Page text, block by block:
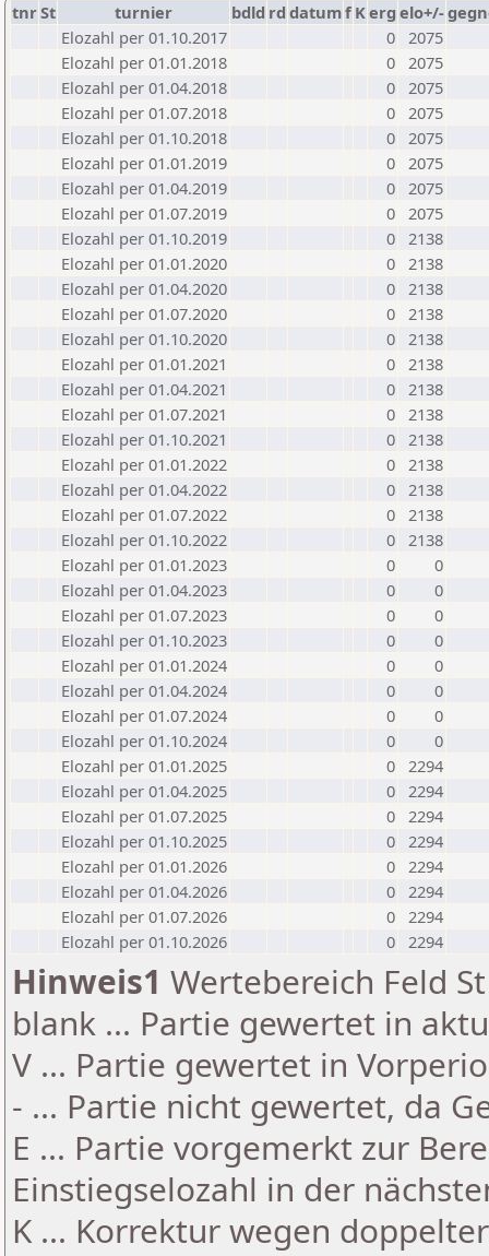
tnrSt turnier bdld rd datumf Kerg elo+/-
Elozahl per 01.10.2017
0 2075
Elozahl per 01.01.2018
0 2075
Elozahl per 01.04.2018
0 2075
Elozahl per 01.07.2018
0 2075
Elozahl per 01.10.2018
0 2075
Elozahl per 01.01.2019
0 2075
Elozahl per 01.04.2019
0 2075
Elozahl per 01.07.2019
0 2075
Elozahl per 01.10.2019
0 2138
Elozahl per 01.01.2020
0 2138
Elozahl per 01.04.2020
0 2138
Elozahl per 01.07.2020
0 2138
Elozahl per 01.10.2020
0 2138
Elozahl per 01.01.2021
0 2138
Elozahl per 01.04.2021
0 2138
Elozahl per 01.07.2021
0 2138
Elozahl per 01.10.2021
0 2138
Elozahl per 01.01.2022
0 2138
Elozahl per 01.04.2022
0 2138
Elozahl per 01.07.2022
0 2138
Elozahl per 01.10.2022
0 2138
Elozahl per 01.01.2023
0
0
Elozahl per 01.04.2023
0
0
Elozahl per 01.07.2023
0
0
Elozahl per 01.10.2023
0
0
Elozahl per 01.01.2024
0
0
Elozahl per 01.04.2024
0
0
Elozahl per 01.07.2024
0
0
Elozahl per 01.10.2024
0
0
Elozahl per 01.01.2025
0 2294
Elozahl per 01.04.2025
0 2294
Elozahl per 01.07.2025
0 2294
Elozahl per 01.10.2025
0 2294
Elozahl per 01.01.2026
0 2294
Elozahl per 01.04.2026
0 2294
Elozahl per 01.07.2026
0 2294
Elozahl per 01.10.2026
0 2294
Hinweis1 Wertebereich Feld
blank ... Partie gewertet in
V ... Partie gewertet in
- ... Partie nicht gewertet, da
E ... Partie vorgemerkt zur
Einstiegselozahl in der
K ... Korrektur wegen